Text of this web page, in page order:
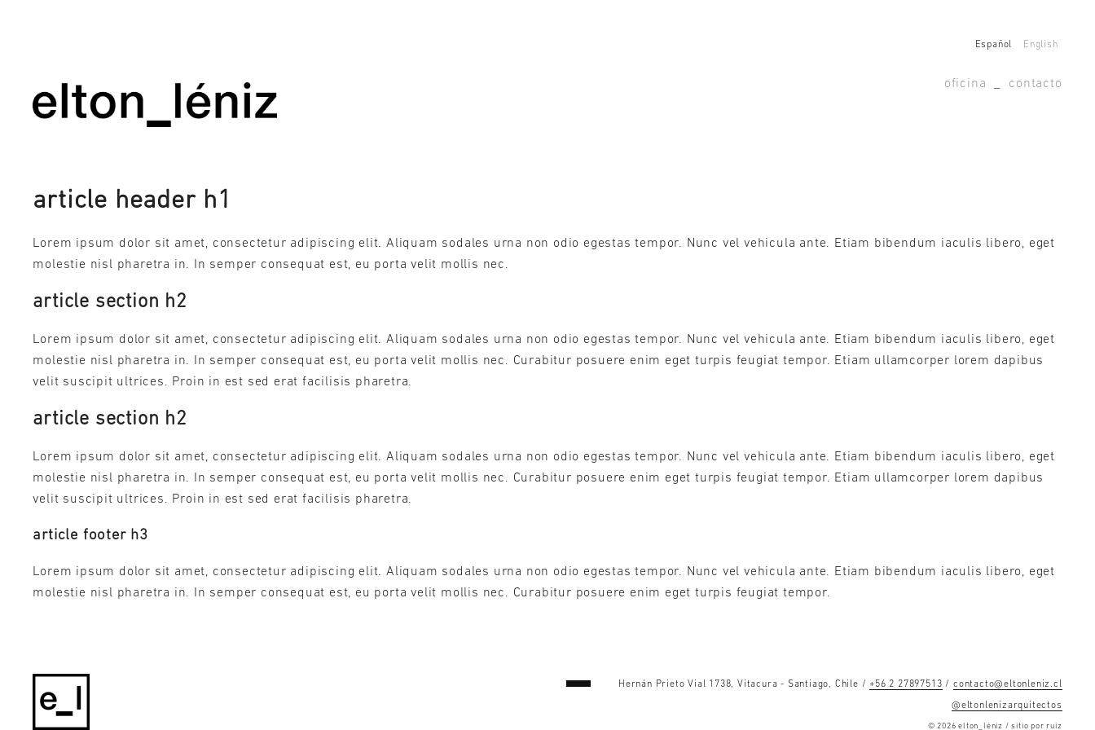
Español English
contacto
oficina
article header h1
Lorem ipsum dolor sit amet, consectetur adipiscing elit. Aliquam sodales urna non odio egestas tempor. Nunc vel vehicula ante. Etiam bibendum iaculis libero, eget
molestie nisl pharetra in. In semper consequat est, eu porta velit mollis nec.
article section h2
Lorem ipsum dolor sit amet, consectetur adipiscing elit. Aliquam sodales urna non odio egestas tempor. Nunc vel vehicula ante. Etiam bibendum iaculis libero, eget
molestie nisl pharetra in. In semper consequat est, eu porta velit mollis nec. Curabitur posuere enim eget turpis feugiat tempor. Etiam ullamcorper lorem dapibus
velit suscipit ultrices. Proin in est sed erat facilisis pharetra.
article section h2
Lorem ipsum dolor sit amet, consectetur adipiscing elit. Aliquam sodales urna non odio egestas tempor. Nunc vel vehicula ante. Etiam bibendum iaculis libero, eget
molestie nisl pharetra in. In semper consequat est, eu porta velit mollis nec. Curabitur posuere enim eget turpis feugiat tempor. Etiam ullamcorper lorem dapibus
velit suscipit ultrices. Proin in est sed erat facilisis pharetra.
article footer h3
Lorem ipsum dolor sit amet, consectetur adipiscing elit. Aliquam sodales urna non odio egestas tempor. Nunc vel vehicula ante. Etiam bibendum iaculis libero, eget
molestie nisl pharetra in. In semper consequat est, eu porta velit mollis nec. Curabitur posuere enim eget turpis feugiat tempor.
Hernán Prieto Vial 1738, Vitacura - Santiago, Chile /+56 2 27897513 / contacto@eltonleniz.cl
@eltonlenizarquitectos
© 2026 elton_léniz / sitio por ruiz